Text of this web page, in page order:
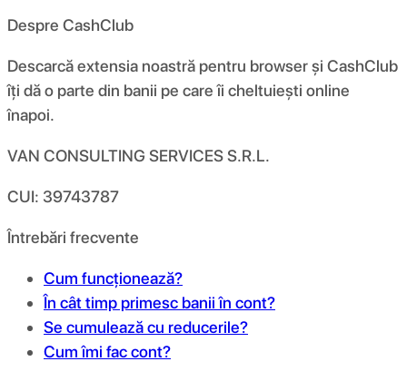
Despre CashClub
Descarcă extensia noastră pentru browser și CashClub
îți dă o parte din banii pe care îi cheltuiești online
înapoi.
VAN CONSULTING SERVICES S.R.L.
CUI: 39743787
Întrebări frecvente
Cum funcționează?
În cât timp primesc banii în cont?
Se cumulează cu reducerile?
Cum îmi fac cont?